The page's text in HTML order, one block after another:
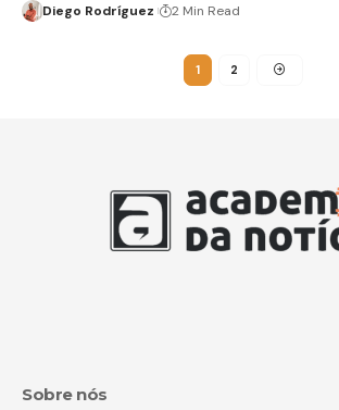
Diego Rodríguez 2 Min Read
1 2
Sobre nós